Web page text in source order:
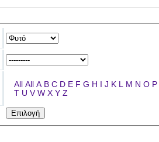
All All A B C D E F G H I J K L M N O P
T U V W X Y Z